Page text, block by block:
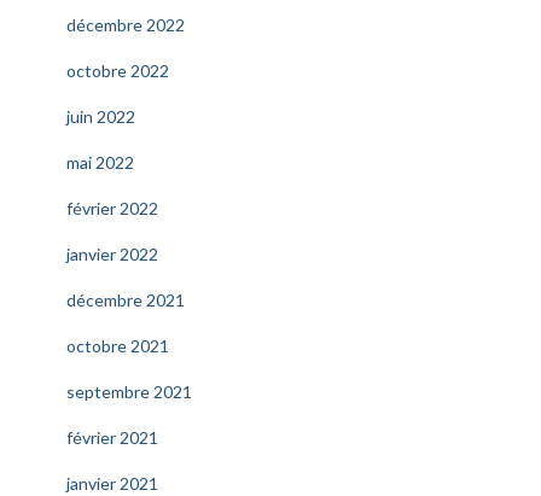
décembre 2022
octobre 2022
juin 2022
mai 2022
février 2022
janvier 2022
décembre 2021
octobre 2021
septembre 2021
février 2021
janvier 2021